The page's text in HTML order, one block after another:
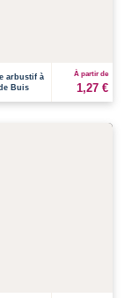
arbustif à
Buis
À partir de
1,27 €